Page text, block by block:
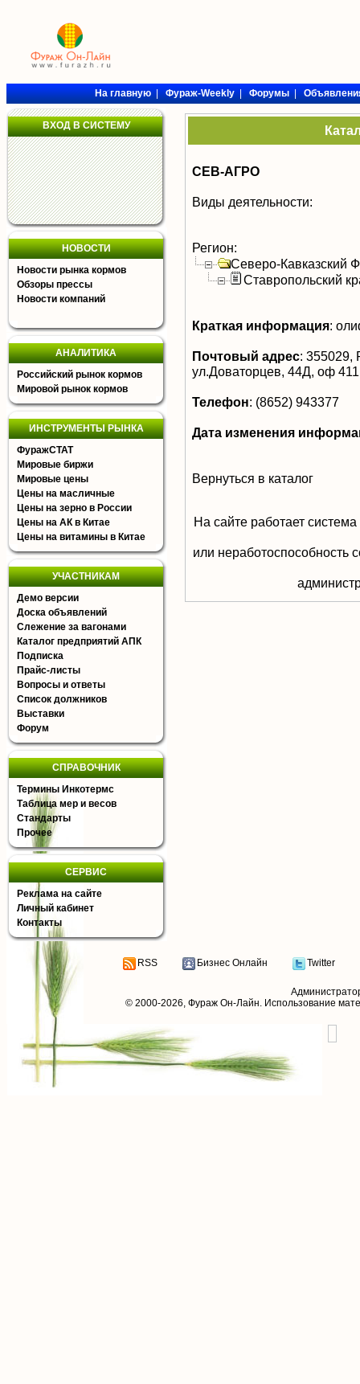
На главную|Фураж-Weekly|Форумы|
ВХОД В СИСТЕМУ
НОВОСТИ
Новости рынка кормов
Обзоры прессы
Новости компаний
АНАЛИТИКА
Российский рынок кормов
Мировой рынок кормов
ИНСТРУМЕНТЫ РЫНКА
ФуражСТАТ
Мировые биржи
Мировые цены
Цены на масличные
Цены на зерно в России
Цены на АК в Китае
Цены на витамины в Китае
УЧАСТНИКАМ
Демо версии
Доска объявлений
Слежение за вагонами
Каталог предприятий АПК
Подписка
Прайс-листы
Вопросы и ответы
Список должников
Выставки
Форум
СПРАВОЧНИК
Термины Инкотермс
Таблица мер и весов
Стандарты
Прочее
СЕРВИС
Реклама на сайте
Личный кабинет
Контакты
СЕВ-АГРО
Виды деятельности:
Регион:
Северо-Кавказский
Ставропольский
Краткая информация:
Почтовый адрес: 355029,
ул.Доваторцев, 44Д, оф 411
Телефон: (8652) 943377
Дата изменения
Вернуться в каталог
На сайте работает
или неработоспособность
RSS Бизнес Онлайн Twitter
© 2000-2026, Фураж Он-Лайн. Использование